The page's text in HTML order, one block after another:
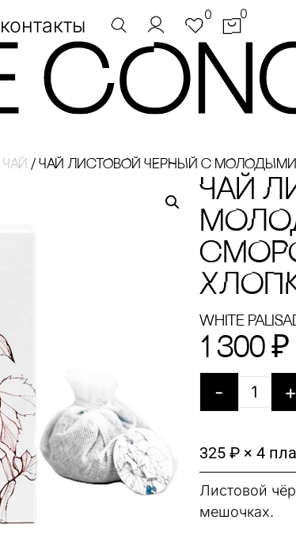
контакты 0 0
Чай / ЧАЙ ЛИсТОВОЙ ЧЕРНЫЙ с
ЧАЙ
White
1 300 ₽
- +
325 ₽ × 4
Листовой
мешочках.